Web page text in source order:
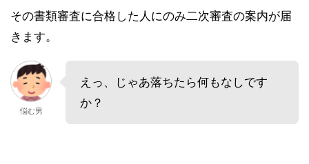
その書類審査に合格した人にのみ二次審査の案内が届
きます。
悩む男
えっ、じゃあ落ちたら何もなしです
か？